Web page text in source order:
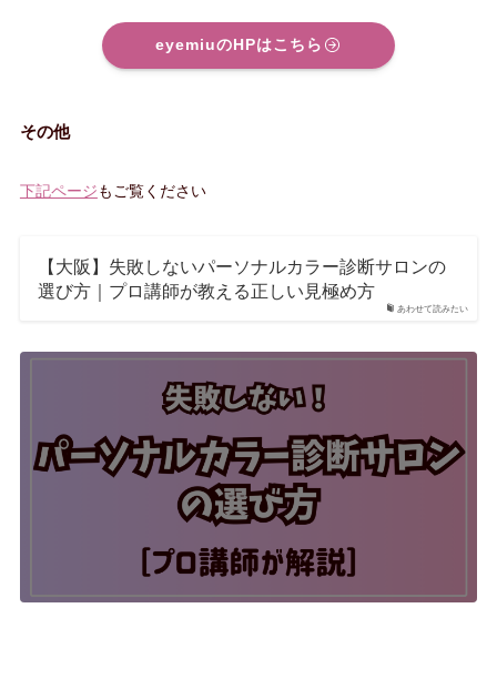
eyemiuのHPはこちら
その他
下記ページもご覧ください
あわせて読みたい
【大阪】失敗しないパーソナルカラー診断サロンの
選び方｜プロ講師が教える正しい見極め方